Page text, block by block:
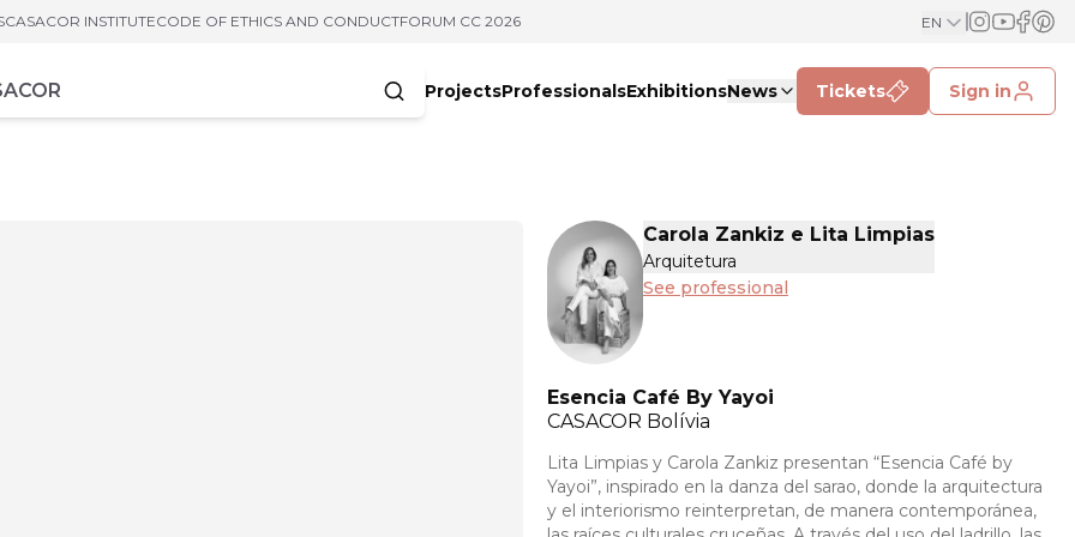
CASACOR INSTITUTECODE OF ETHICS AND CONDUCTFORUM CC 2026 EN
ProjectsProfessionalsExhibitionsNews Tickets Sign in
Carola Zankiz e Lita Limpias
Arquitetura
See professional
Esencia Café By Yayoi
CASACOR Bolívia
Lita Limpias y Carola Zankiz presentan “Esencia Café by
Yayoi”, inspirado en la danza del sarao, donde la arquitectura
y el interiorismo reinterpretan, de manera contemporánea,